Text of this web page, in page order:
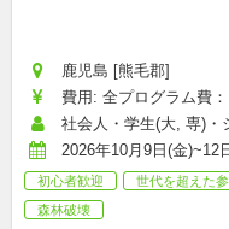
鹿児島 [熊毛郡]
費用: 全プログラム費
社会人・学生(大, 専)・
2026年10月9日(金)~12
初心者歓迎 世代を超えた
森林破壊